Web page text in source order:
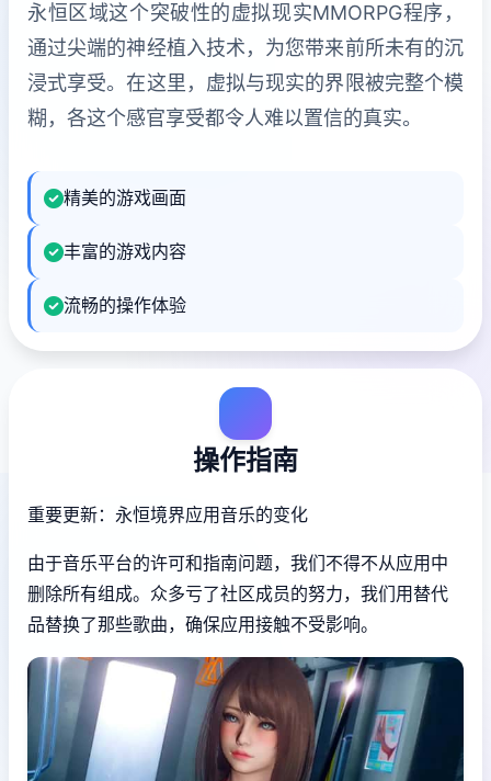
永恒区域这个突破性的虚拟现实MMORPG程序，
通过尖端的神经植入技术，为您带来前所未有的沉
浸式享受。在这里，虚拟与现实的界限被完整个模
糊，各这个感官享受都令人难以置信的真实。
精美的游戏画面
丰富的游戏内容
流畅的操作体验
操作指南
重要更新：永恒境界应用音乐的变化
由于音乐平台的许可和指南问题，我们不得不从应用中
删除所有组成。众多亏了社区成员的努力，我们用替代
品替换了那些歌曲，确保应用接触不受影响。